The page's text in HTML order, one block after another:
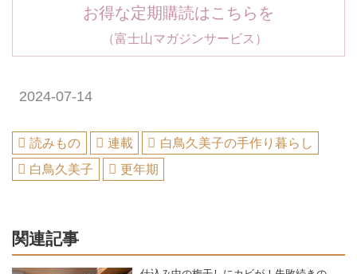
お得な定期購読はこちらを
（富士山マガジンサービス）
2024-07-14
読みもの 連載
白鳥久美子の手作り暮らし
白鳥久美子
更年期
関連記事